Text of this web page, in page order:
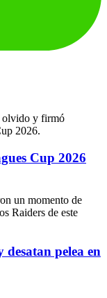
Cup 2026
pelea en